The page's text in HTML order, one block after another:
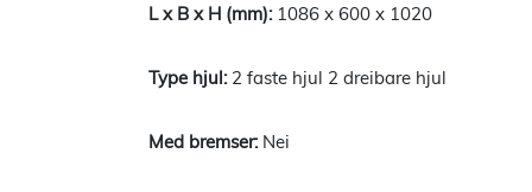
1086 x 600 x 1020
2 faste hjul 2 dreibare hjul
Nei